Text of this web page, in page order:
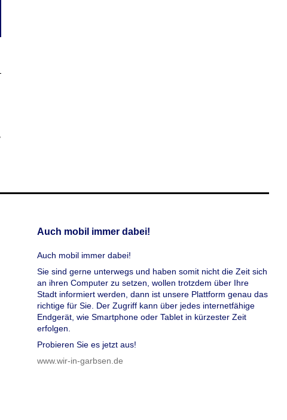
Auch mobil immer dabei!
Auch mobil immer dabei!
Sie sind gerne unterwegs und haben somit nicht die Zeit sich
an ihren Computer zu setzen, wollen trotzdem über Ihre
Stadt informiert werden, dann ist unsere Plattform genau das
richtige für Sie. Der Zugriff kann über jedes internetfähige
Endgerät, wie Smartphone oder Tablet in kürzester Zeit
erfolgen.
Probieren Sie es jetzt aus!
www.wir-in-garbsen.de